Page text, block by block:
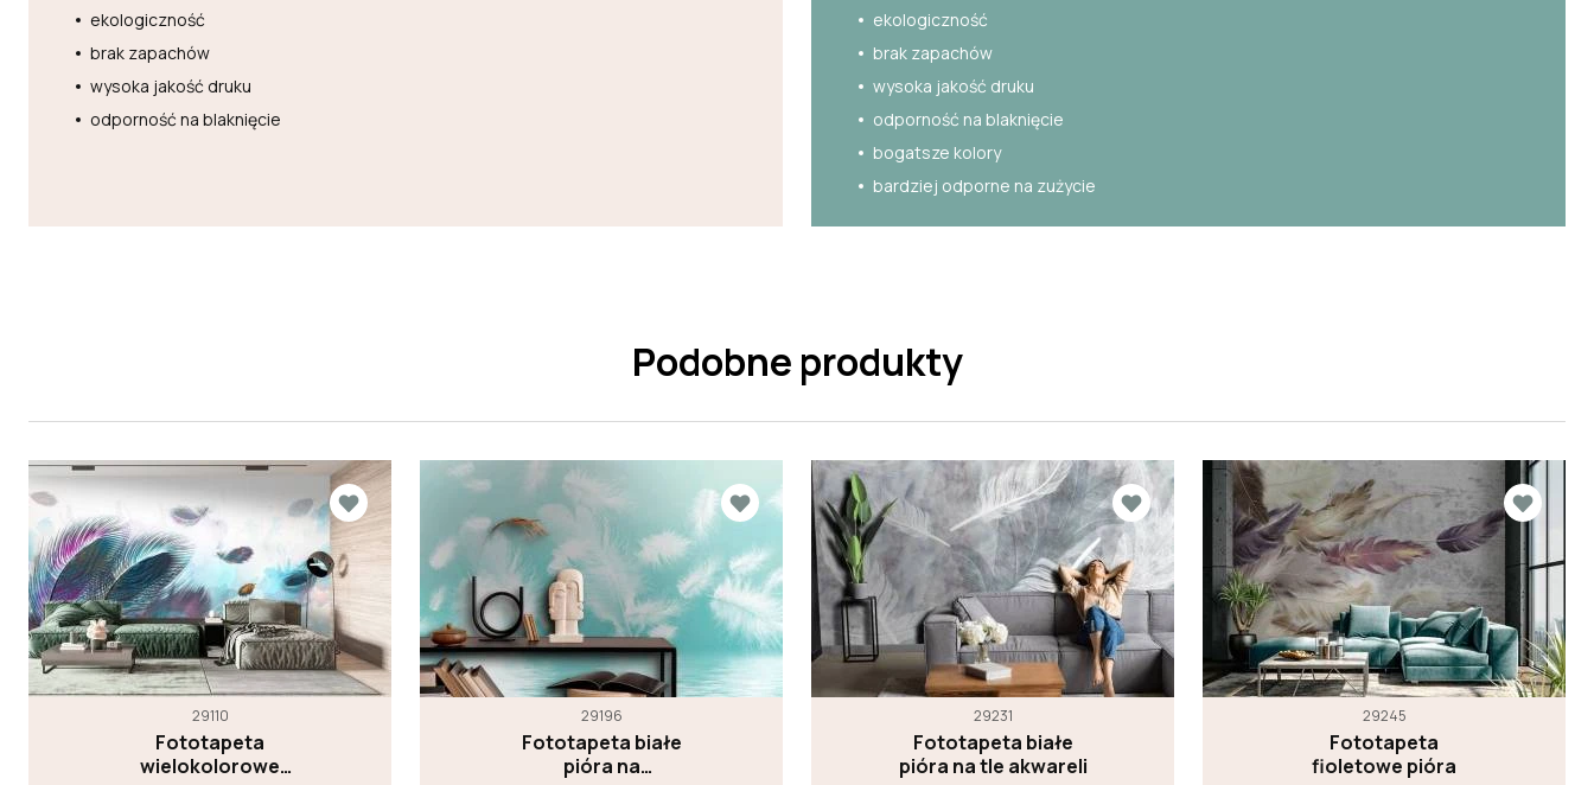
ekologiczność
brak zapachów
wysoka jakość druku
odporność na blaknięcie
ekologiczność
brak zapachów
wysoka jakość druku
odporność na blaknięcie
bogatsze kolory
bardziej odporne na zużycie
Podobne produkty
29110
Fototapeta
wielokolorowe
29196
Fototapeta białe
pióra na
29231
Fototapeta białe
pióra na tle akwareli
29245
Fototapeta
fioletowe pióra